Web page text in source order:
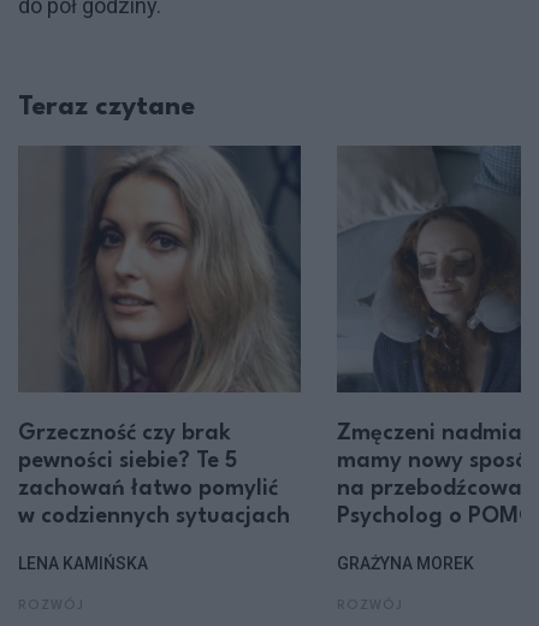
do pół godziny.
Teraz czytane
Grzeczność czy brak
pewności siebie? Te 5
zachowań łatwo pomylić
w codziennych sytuacjach
LENA KAMIŃSKA
Zmęczeni
mamy nowy
na
Psycholog o POMO
GRAŻYNA MOREK